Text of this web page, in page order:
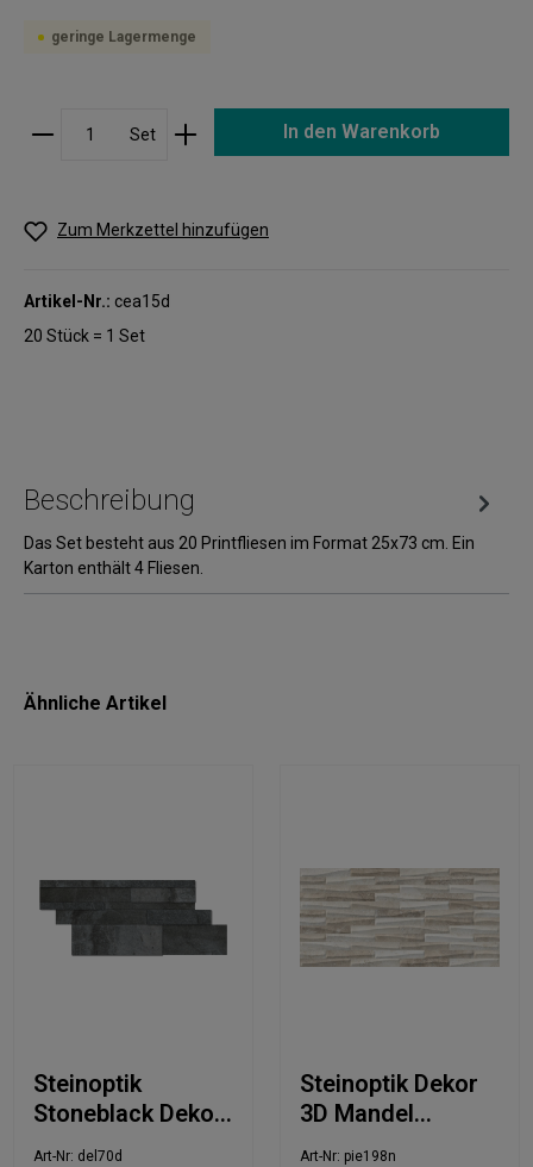
geringe Lagermenge
Set In den Warenkorb
Zum Merkzettel hinzufügen
Artikel-Nr.: cea15d
20 Stück = 1 Set
Beschreibung
Das Set besteht aus 20 Printfliesen im Format 25x73 cm. Ein
Karton enthält 4 Fliesen.
Ähnliche Artikel
Steinoptik
Stoneblack Dekor
30x60cm
Art-Nr: del70d
Steinoptik Dekor
3D Mandel
30x60cm
Art-Nr: pie198n